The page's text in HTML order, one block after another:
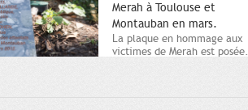
Merah à Toulouse et
Montauban en mars.
La plaque en hommage aux
victimes de Merah est posée.